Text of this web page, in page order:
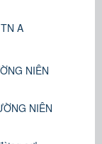
A
NIÊN
NIÊN